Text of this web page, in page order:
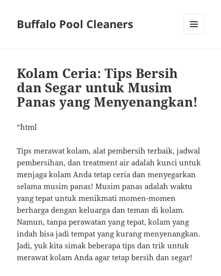
Buffalo Pool Cleaners
Kolam Ceria: Tips Bersih
dan Segar untuk Musim
Panas yang Menyenangkan!
“`html
Tips merawat kolam, alat pembersih terbaik, jadwal
pembersihan, dan treatment air adalah kunci untuk
menjaga kolam Anda tetap ceria dan menyegarkan
selama musim panas! Musim panas adalah waktu
yang tepat untuk menikmati momen-momen
berharga dengan keluarga dan teman di kolam.
Namun, tanpa perawatan yang tepat, kolam yang
indah bisa jadi tempat yang kurang menyenangkan.
Jadi, yuk kita simak beberapa tips dan trik untuk
merawat kolam Anda agar tetap bersih dan segar!